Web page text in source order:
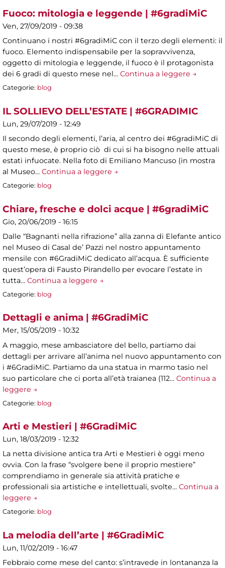
Fuoco: mitologia e leggende | #6gradiMiC
Ven, 27/09/2019 - 09:38
Continuano i nostri #6gradiMiC con il terzo degli elementi: il
fuoco. Elemento indispensabile per la sopravvivenza,
oggetto di mitologia e leggende, il fuoco è il protagonista
dei 6 gradi di questo mese nel… Continua a leggere →
Categorie: blog
IL SOLLIEVO DELL’ESTATE | #6GRADIMIC
Lun, 29/07/2019 - 12:49
Il secondo degli elementi, l’aria, al centro dei #6gradiMiC di
questo mese, è proprio ciò di cui si ha bisogno nelle attuali
estati infuocate. Nella foto di Emiliano Mancuso (in mostra
al Museo… Continua a leggere →
Categorie: blog
Chiare, fresche e dolci acque | #6gradiMiC
Gio, 20/06/2019 - 16:15
Dalle “Bagnanti nella rifrazione” alla zanna di Elefante antico
nel Museo di Casal de’ Pazzi nel nostro appuntamento
mensile con #6GradiMiC dedicato all’acqua. È sufficiente
quest’opera di Fausto Pirandello per evocare l’estate in
tutta… Continua a leggere →
Categorie: blog
Dettagli e anima | #6GradiMiC
Mer, 15/05/2019 - 10:32
A maggio, mese ambasciatore del bello, partiamo dai
dettagli per arrivare all’anima nel nuovo appuntamento con
i #6GradiMiC. Partiamo da una statua in marmo tasio nel
suo particolare che ci porta all’età traianea (112… Continua a
leggere →
Categorie: blog
Arti e Mestieri | #6GradiMiC
Lun, 18/03/2019 - 12:32
La netta divisione antica tra Arti e Mestieri è oggi meno
ovvia. Con la frase “svolgere bene il proprio mestiere”
comprendiamo in generale sia attività pratiche e
professionali sia artistiche e intellettuali, svolte… Continua a
leggere →
Categorie: blog
La melodia dell’arte | #6GradiMiC
Lun, 11/02/2019 - 16:47
Febbraio come mese del canto: s’intravede in lontananza la